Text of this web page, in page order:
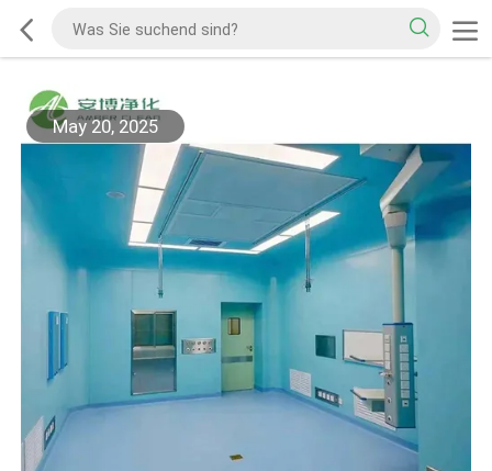
May 20, 2025